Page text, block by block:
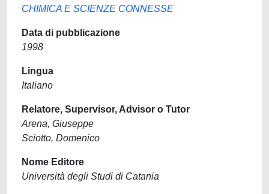
CHIMICA E SCIENZE CONNESSE
Data di pubblicazione
1998
Lingua
Italiano
Relatore, Supervisor, Advisor o Tutor
Arena, Giuseppe
Sciotto, Domenico
Nome Editore
Università degli Studi di Catania